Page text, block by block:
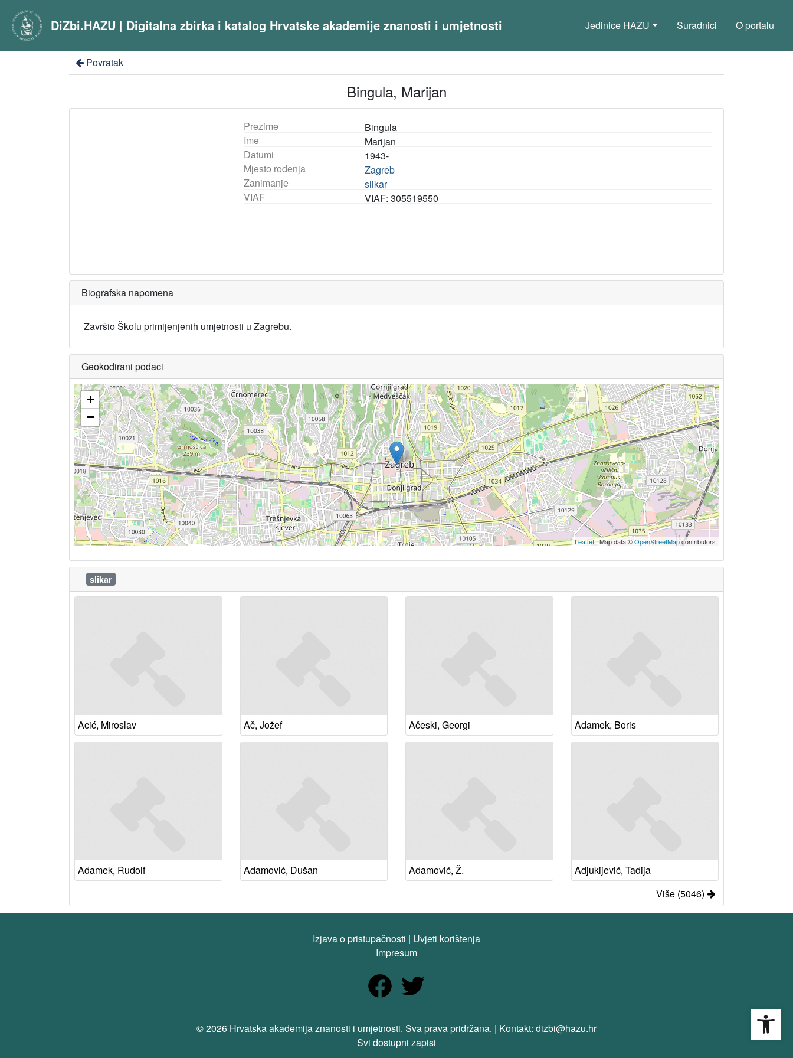
DiZbi.HAZU | Digitalna zbirka i katalog Hrvatske akademije znanosti i umjetnosti Jedinice HAZU Suradnici O portalu
Povratak
Bingula, Marijan
Prezime
Bingula
Ime
Marijan
Datumi
1943-
Mjesto rođenja
Zagreb
Zanimanje
slikar
VIAF
VIAF: 305519550
Biografska napomena
Završio Školu primijenjenih umjetnosti u Zagrebu.
Geokodirani podaci
+
−
Leaflet| Map data ©OpenStreetMapcontributors
slikar
Acić, Miroslav Ač, Jožef Ačeski, Georgi Adamek, Boris
Adamek, Rudolf Adamović, Dušan Adamović, Ž.
Adjukijević, Tadija
Više (5046)
Izjava o pristupačnosti | Uvjeti korištenja
Impresum
© 2026 Hrvatska akademija znanosti i umjetnosti. Sva prava pridržana. | Kontakt: dizbi@hazu.hr
Svi dostupni zapisi